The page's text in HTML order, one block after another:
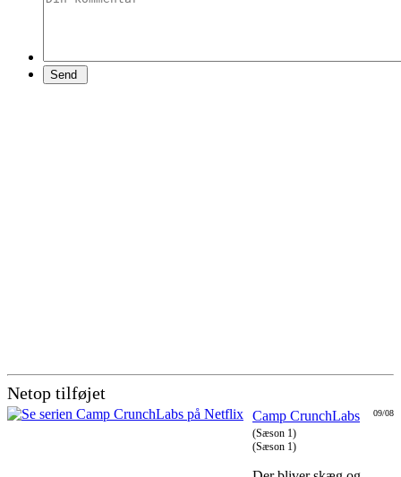
Netop tilføjet
09/08
Camp CrunchLabs
(Sæson 1)
(Sæson 1)